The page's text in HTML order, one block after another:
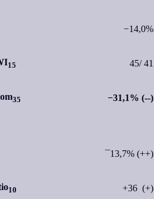
−14,0%
15 45/ 41
35 −31,1% (--)
¯13,7% (++)
10 +36 (+)